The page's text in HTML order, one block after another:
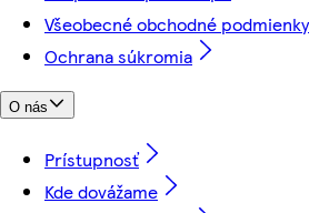
Všeobecné obchodné podmienky
Ochrana súkromia
O nás
Prístupnosť
Kde dovážame